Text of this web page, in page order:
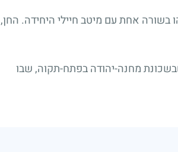
בשורה אחת עם מיטב חיילי היחידה. החן,
מחנה-יהודה בפתח-תקוה, שבו